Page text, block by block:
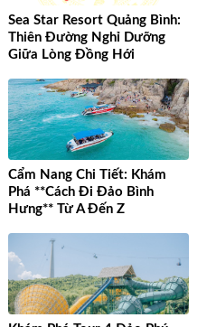
Sea Star Resort Quảng Bình:
Thiên Đường Nghỉ Dưỡng
Giữa Lòng Đồng Hới
Cẩm Nang Chi Tiết: Khám
Phá **Cách Đi Đảo Bình
Hưng** Từ A Đến Z